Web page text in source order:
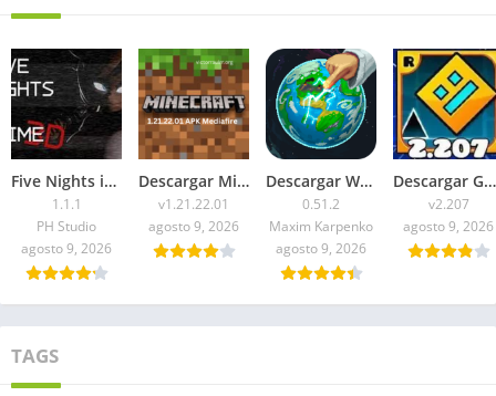
Five Nights in Anime 3D APK 2026 para Android
1.1.1
PH Studio
agosto 9, 2026
Descargar Minecraft 1.21.22.01 APK Mediafire
v1.21.22.01
agosto 9, 2026
Descargar WorldBox Premium APK Todo Desbloqueado 2026
0.51.2
Maxim Karpenko
agosto 9, 2026
Descargar Geometry Dash 2.207 APK 2026 Todo Desbloqueado
v2.207
agosto 9, 2026
TAGS